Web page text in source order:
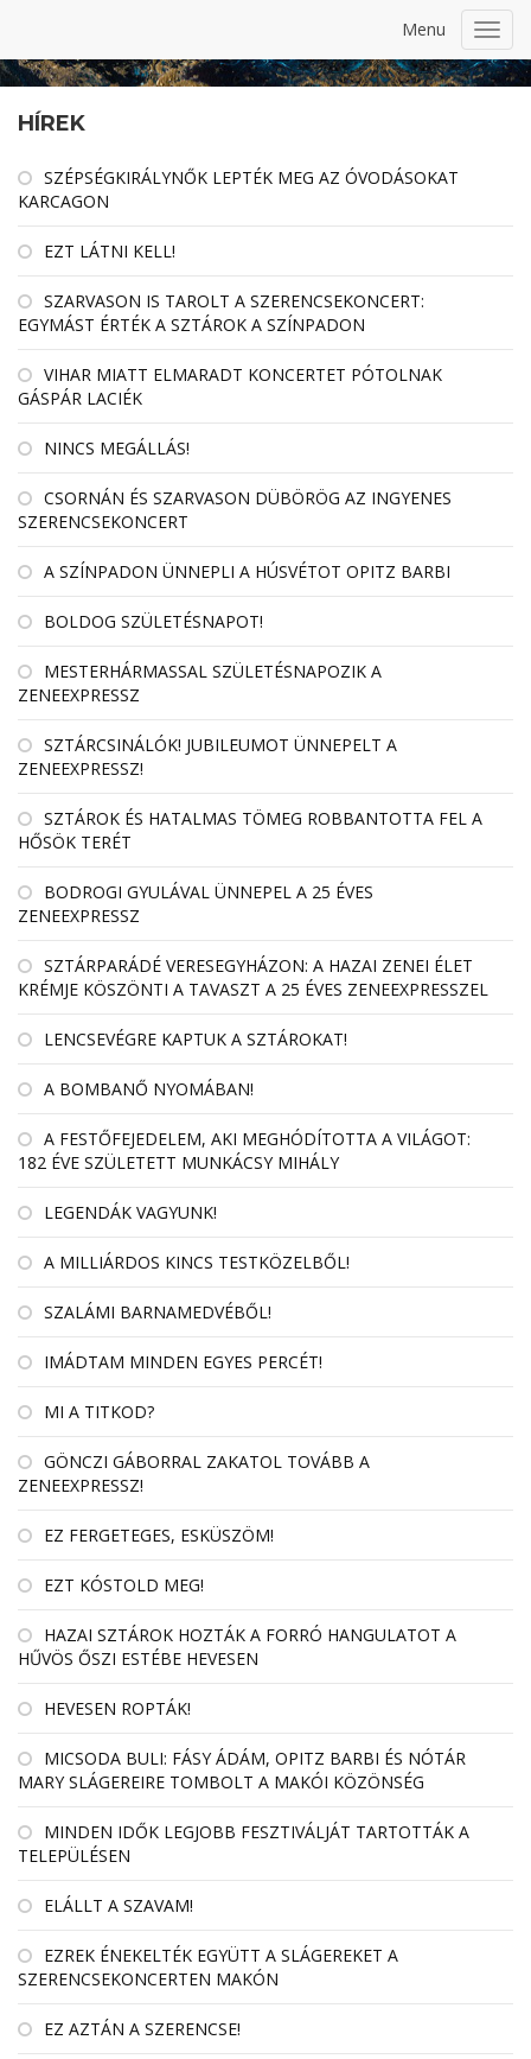
Menu
HÍREK
SZÉPSÉGKIRÁLYNŐK LEPTÉK MEG AZ ÓVODÁSOKAT
KARCAGON
EZT LÁTNI KELL!
SZARVASON IS TAROLT A SZERENCSEKONCERT:
EGYMÁST ÉRTÉK A SZTÁROK A SZÍNPADON
VIHAR MIATT ELMARADT KONCERTET PÓTOLNAK
GÁSPÁR LACIÉK
NINCS MEGÁLLÁS!
CSORNÁN ÉS SZARVASON DÜBÖRÖG AZ INGYENES
SZERENCSEKONCERT
A SZÍNPADON ÜNNEPLI A HÚSVÉTOT OPITZ BARBI
BOLDOG SZÜLETÉSNAPOT!
MESTERHÁRMASSAL SZÜLETÉSNAPOZIK A
ZENEEXPRESSZ
SZTÁRCSINÁLÓK! JUBILEUMOT ÜNNEPELT A
ZENEEXPRESSZ!
SZTÁROK ÉS HATALMAS TÖMEG ROBBANTOTTA FEL A
HŐSÖK TERÉT
BODROGI GYULÁVAL ÜNNEPEL A 25 ÉVES
ZENEEXPRESSZ
SZTÁRPARÁDÉ VERESEGYHÁZON: A HAZAI ZENEI ÉLET
KRÉMJE KÖSZÖNTI A TAVASZT A 25 ÉVES ZENEEXPRESSZEL
LENCSEVÉGRE KAPTUK A SZTÁROKAT!
A BOMBANŐ NYOMÁBAN!
A FESTŐFEJEDELEM, AKI MEGHÓDÍTOTTA A VILÁGOT:
182 ÉVE SZÜLETETT MUNKÁCSY MIHÁLY
LEGENDÁK VAGYUNK!
A MILLIÁRDOS KINCS TESTKÖZELBŐL!
SZALÁMI BARNAMEDVÉBŐL!
IMÁDTAM MINDEN EGYES PERCÉT!
MI A TITKOD?
GÖNCZI GÁBORRAL ZAKATOL TOVÁBB A
ZENEEXPRESSZ!
EZ FERGETEGES, ESKÜSZÖM!
EZT KÓSTOLD MEG!
HAZAI SZTÁROK HOZTÁK A FORRÓ HANGULATOT A
HŰVÖS ŐSZI ESTÉBE HEVESEN
HEVESEN ROPTÁK!
MICSODA BULI: FÁSY ÁDÁM, OPITZ BARBI ÉS NÓTÁR
MARY SLÁGEREIRE TOMBOLT A MAKÓI KÖZÖNSÉG
MINDEN IDŐK LEGJOBB FESZTIVÁLJÁT TARTOTTÁK A
TELEPÜLÉSEN
ELÁLLT A SZAVAM!
EZREK ÉNEKELTÉK EGYÜTT A SLÁGEREKET A
SZERENCSEKONCERTEN MAKÓN
EZ AZTÁN A SZERENCSE!